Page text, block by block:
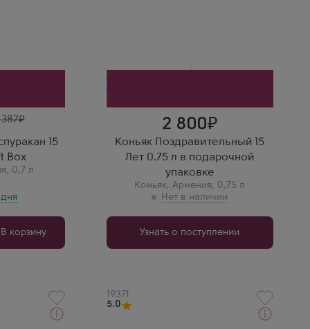
15
Box
, 0,7 л
Очень
В корзину
2 800
Коньяк Поздравительный 15
Лет 0.75 л в подарочной
упаковке
Коньяк,Армения, 0,75 л
Узнать о поступлении
Артикул
19371
5.0